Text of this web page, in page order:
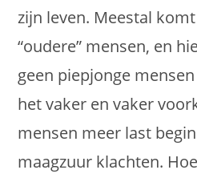
zijn leven. Meestal
“oudere” mensen, en
geen piepjonge
het vaker en vaker
mensen meer last
maagzuur klachten.